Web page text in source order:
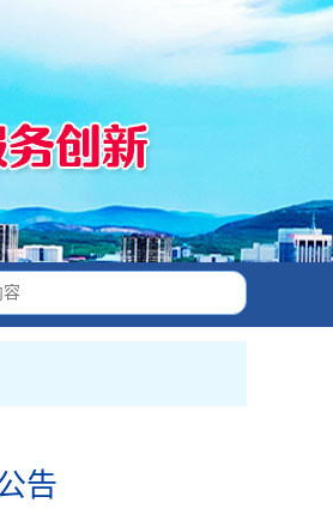
告